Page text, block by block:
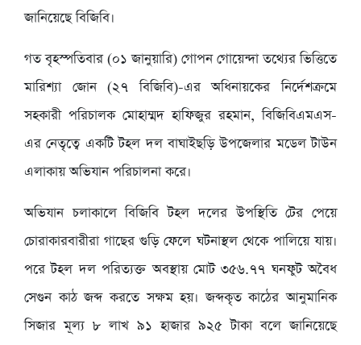
জানিয়েছে বিজিবি।
গত বৃহস্পতিবার (০১ জানুয়ারি) গোপন গোয়েন্দা তথ্যের ভিত্তিতে
মারিশ্যা জোন (২৭ বিজিবি)-এর অধিনায়কের নির্দেশক্রমে
সহকারী পরিচালক মোহাম্মদ হাফিজুর রহমান, বিজিবিএমএস-
এর নেতৃত্বে একটি টহল দল বাঘাইছড়ি উপজেলার মডেল টাউন
এলাকায় অভিযান পরিচালনা করে।
অভিযান চলাকালে বিজিবি টহল দলের উপস্থিতি টের পেয়ে
চোরাকারবারীরা গাছের গুড়ি ফেলে ঘটনাস্থল থেকে পালিয়ে যায়।
পরে টহল দল পরিত্যক্ত অবস্থায় মোট ৩৫৬.৭৭ ঘনফুট অবৈধ
সেগুন কাঠ জব্দ করতে সক্ষম হয়। জব্দকৃত কাঠের আনুমানিক
সিজার মূল্য ৮ লাখ ৯১ হাজার ৯২৫ টাকা বলে জানিয়েছে